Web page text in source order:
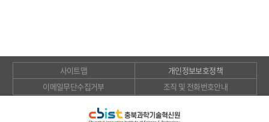
사이트맵
개인정보보호정책
이메일무단수집거부
조직 및 전화번호안내